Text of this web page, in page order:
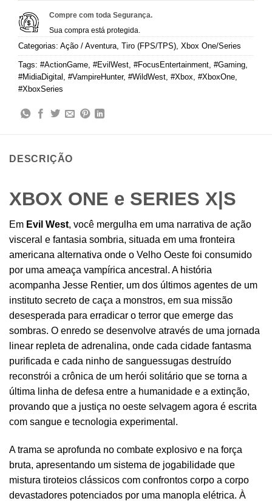
Compre com toda Segurança.
Sua compra está protegida.
Categorias: Ação / Aventura Tiro (FPS/TPS) Xbox One/Series
Tags: #ActionGame #EvilWest #FocusEntertainment #Gaming
#MidiaDigital
#VampireHunter, #WildWest #Xbox #XboxOne
#XboxSeries
DESCRIÇÃO
XBOX ONE e SERIES X|S
Em Evil West, você mergulha em uma narrativa de ação
visceral e fantasia sombria, situada em uma fronteira
americana alternativa onde o Velho Oeste foi consumido
por uma ameaça vampírica ancestral. A história
acompanha Jesse Rentier, um dos últimos agentes de um
instituto secreto de caça a monstros, em sua missão
desesperada para erradicar o terror que emerge das
sombras. O enredo se desenvolve através de uma jornada
linear repleta de adrenalina, onde cada cidade fantasma
purificada e cada ninho de sanguessugas destruído
reconstrói a crônica de um herói solitário que se torna a
última linha de defesa entre a humanidade e a extinção,
provando que a justiça no oeste selvagem agora é escrita
com sangue e tecnologia experimental.
A trama se aprofunda no combate explosivo e na força
bruta, apresentando um sistema de jogabilidade que
mistura tiroteios clássicos com confrontos corpo a corpo
devastadores potenciados por uma manopla elétrica. À